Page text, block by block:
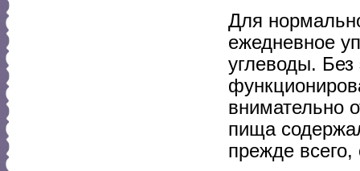
Для
ежедневное
углеводы.
внимательно
пища
прежде